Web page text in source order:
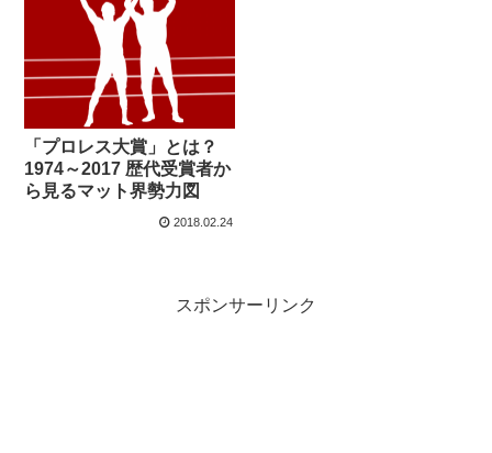
「プロレス大賞」とは？
1974～2017 歴代受賞者か
ら見るマット界勢力図
2018.02.24
スポンサーリンク